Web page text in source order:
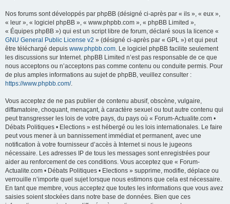
Nos forums sont développés par phpBB (désigné ci-après par « ils », « eux »,
« leur », « logiciel phpBB », « www.phpbb.com », « phpBB Limited »,
« Équipes phpBB ») qui est un script libre de forum, déclaré sous la licence «
GNU General Public License v2 » (désigné ci-après par « GPL ») et qui peut
être téléchargé depuis www.phpbb.com. Le logiciel phpBB facilite seulement
les discussions sur Internet. phpBB Limited n’est pas responsable de ce que
nous acceptons ou n’acceptons pas comme contenu ou conduite permis. Pour
de plus amples informations au sujet de phpBB, veuillez consulter :
https://www.phpbb.com/.
Vous acceptez de ne pas publier de contenu abusif, obscène, vulgaire,
diffamatoire, choquant, menaçant, à caractère sexuel ou tout autre contenu qui
peut transgresser les lois de votre pays, du pays où « Forum-Actualite.com •
Débats Politiques • Elections » est hébergé ou les lois internationales. Le faire
peut vous mener à un bannissement immédiat et permanent, avec une
notification à votre fournisseur d’accès à Internet si nous le jugeons
nécessaire. Les adresses IP de tous les messages sont enregistrées pour
aider au renforcement de ces conditions. Vous acceptez que « Forum-
Actualite.com • Débats Politiques • Elections » supprime, modifie, déplace ou
verrouille n’importe quel sujet lorsque nous estimons que cela est nécessaire.
En tant que membre, vous acceptez que toutes les informations que vous avez
saisies soient stockées dans notre base de données. Bien que ces